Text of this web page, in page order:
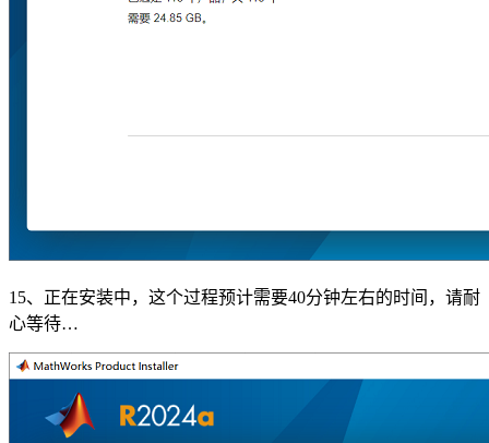
15、正在安装中，这个过程预计需要40分钟左右的时间，请耐
心等待…